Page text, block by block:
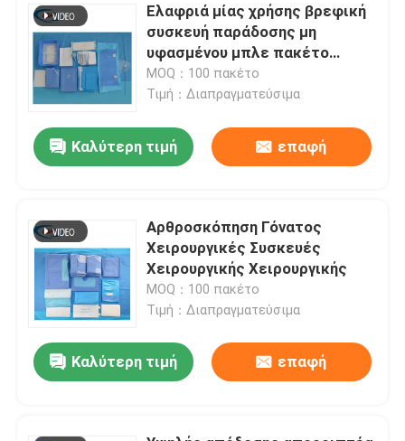
Ελαφριά μίας χρήσης βρεφική
συσκευή παράδοσης μη
υφασμένου μπλε πακέτο
παράδοσης για χειρουργική
επέμβαση
MOQ：100 πακέτο
Τιμή：Διαπραγματεύσιμα
Καλύτερη τιμή επαφή
Αρθροσκόπηση Γόνατος
Χειρουργικές Συσκευές
Χειρουργικής Χειρουργικής
MOQ：100 πακέτο
Τιμή：Διαπραγματεύσιμα
Καλύτερη τιμή επαφή